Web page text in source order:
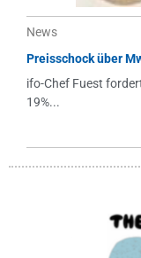
News
Preisschock über
ifo-Chef Fuest
19%...